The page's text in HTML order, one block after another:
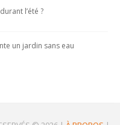
l’été ?
un jardin sans eau